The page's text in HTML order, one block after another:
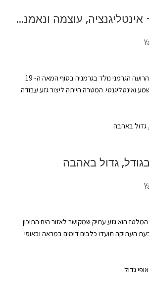
רועה גרמני – אינטליגנציה, עוצמה ונאמנות
היסטוריה וייעוד מקורי הרועה הגרמני נולד בגרמניה בסוף המאה ה- 19
ואינטליגנטי. המטרה הייתה ליצור גזע עבודה
גדול באהבה
הוא גזע עתיק שמקושר לאזור הים התיכון
העתיקה תועדו כלבים דומים במראה ובאופי